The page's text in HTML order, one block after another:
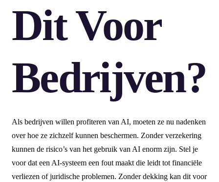
Dit Voor
Bedrijven?
Als bedrijven willen profiteren van AI, moeten ze nu nadenken
over hoe ze zichzelf kunnen beschermen. Zonder verzekering
kunnen de risico’s van het gebruik van AI enorm zijn. Stel je
voor dat een AI-systeem een fout maakt die leidt tot financiële
verliezen of juridische problemen. Zonder dekking kan dit voor